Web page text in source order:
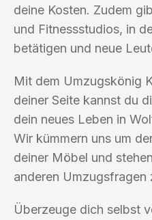
deine Kosten. Zudem
und Fitnessstudios, in
betätigen und neue
Mit dem Umzugskönig
deiner Seite kannst du
dein neues Leben in
Wir kümmern uns um
deiner Möbel und
anderen Umzugsfragen
Überzeuge dich selbst